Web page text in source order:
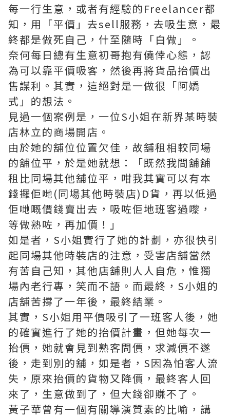
每一行生意，或者有經驗的Freelancer都
知，用「平價」去sell服務，去吸生意，最
終都是做死自己，什至隨時「白做」。
奈何每日總有生意初哥抱有僥倖心態，認
為可以靠平價吸客，然後再將貨品抬價出
售謀利。其實，這絕對是一做很「阿嬌
式」的想法。
見過一個案例是，一位S小姐在新界某時裝
店林立的商場開店。
由於她的舖位位置欠佳，故舖租相較同場
的舖位平，於是她就想：「既然我間舖舖
租比同場其他舖位平，咁我其實可以有本
錢攞佢哋(同場其他時裝店)D貨，再以低過
佢哋嘅價錢賣出去，吸咗佢地班客過嚟，
等做熟咗，再加價！」
如是者，S小姐實行了她的計劃，亦很快引
起同場其他時裝店的注意，受害店舖當然
有苦自己知，其他店舖則人人自危，惟獨
場內老行專，笑而不語。而最終，S小姐的
店舖苦撐了一年後，最終結業。
其實，S小姐用平價吸引了一班客人後，她
的確實進行了她的抬價計畫，但她每次一
抬價，她就會見到熟客問價，求減價不遂
後，走到別的舖，如是者，S因為怕客人流
失，原來抬價的貨物又降價，最終客人回
來了，生意做到了，但大錢卻賺不了。
黃子華曾有一個有關導演質素的比喻，講